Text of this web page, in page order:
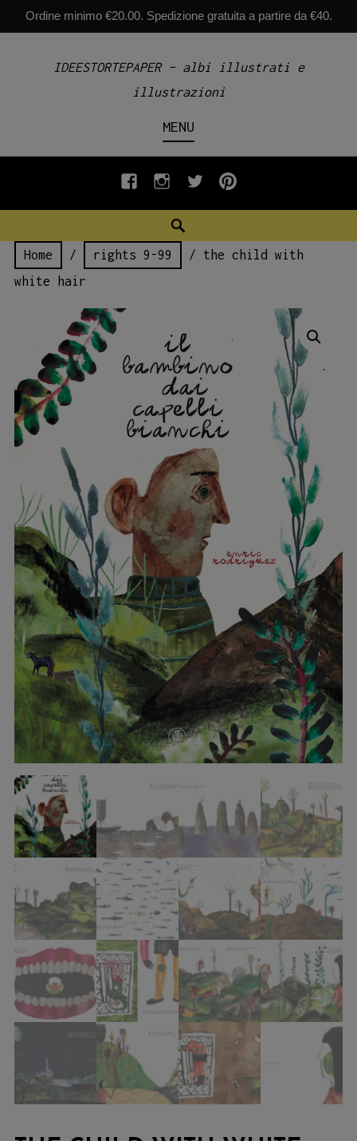
Ordine minimo €20.00. Spedizione gratuita a partire da €40.
IDEESTORTEPAPER – albi illustrati e
illustrazioni
MENU
fb INSTAGRAM
twiterpinterest
Home / rights 9-99
/ the child with
white hair